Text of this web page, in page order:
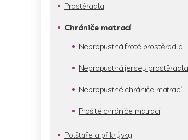
Prostěradla
Chrániče matrací
Nepropustná froté prostěradla
Nepropustná jersey prostěradla
Nepropustné chrániče matrací
Prošité chrániče matrací
Polštáře a přikrývky